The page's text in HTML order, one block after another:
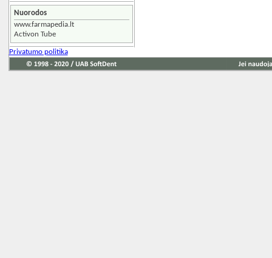
Nuorodos
www.farmapedia.lt
Activon Tube
Privatumo politika